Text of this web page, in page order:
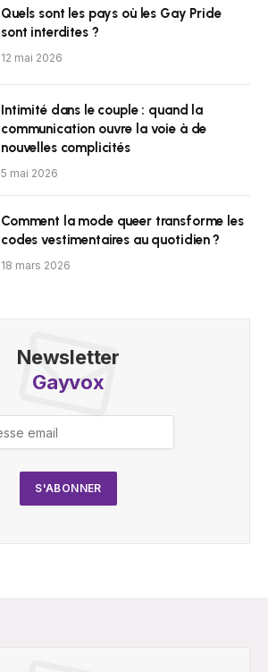
Quels sont les pays où les Gay Pride
sont interdites ?
12 mai 2026
Intimité dans le couple : quand la
communication ouvre la voie à de
nouvelles complicités
5 mai 2026
Comment la mode queer transforme les
codes vestimentaires au quotidien ?
18 mars 2026
Newsletter
Gayvox